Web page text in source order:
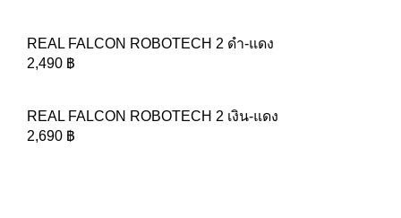
REAL FALCON ROBOTECH 2 ดำ-แดง
2,490 ฿
REAL FALCON ROBOTECH 2 เงิน-แดง
2,690 ฿